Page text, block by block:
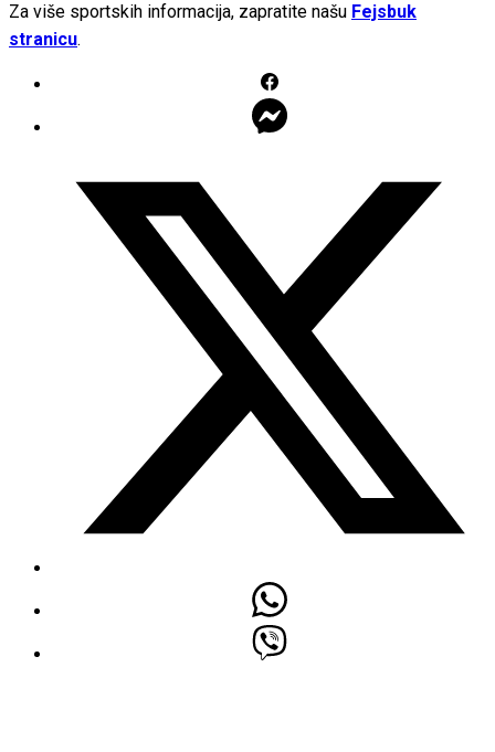
Za više sportskih informacija, zapratite našu Fejsbuk
stranicu.